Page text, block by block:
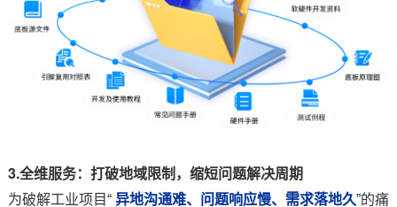
3.全维服务：打破地域限制，缩短问题解决周期
为破解工业项目“ 异地沟通难、问题响应慢、需求落地久”的痛